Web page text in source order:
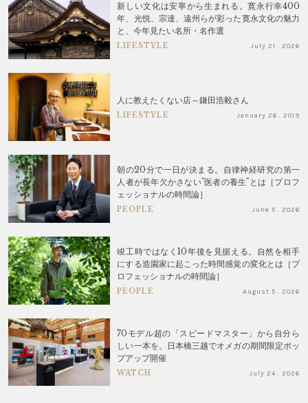
新しい文化は安寧から生まれる。寛永行幸400
年、光悦、宗達、遠州らが彩った寛永文化の魅力
と、今年見たい名所・名作選
LIFESTYLE July 21 . 2026
人に教えたくない店～鎌田浩毅さん
LIFESTYLE January 26 . 2019
朝の20分で一日が決まる。自律神経研究の第一
人者が長年欠かさない"医者の養生"とは［プロフ
ェッショナルの時間論］
PEOPLE June 5 . 2026
竣工時ではなく10年後を見据える。自然を相手
にする造園家に起こった時間感覚の変化とは［プ
ロフェッショナルの時間論］
PEOPLE August 5 . 2026
70モデル超の「スピードマスター」から自分ら
しい一本を。日本橋三越でオメガの期間限定ポッ
プアップ開催
WATCH July 24 . 2026